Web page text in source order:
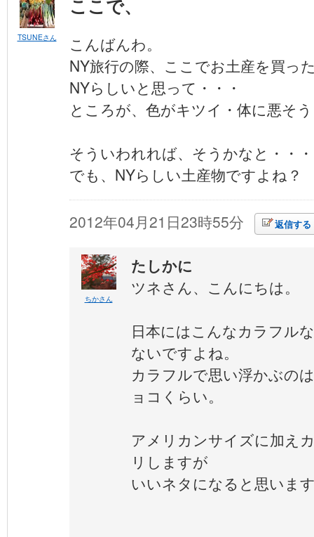
TSUNEさん
ここで、
こんばんわ。
NY旅行の際、ここでお土産を買っ
NYらしいと思って・・・
ところが、色がキツイ・体に悪そ
そういわれれば、そうかなと・・・
でも、NYらしい土産物ですよね？
2012年04月21日23時55分 返信する
ちかさん
たしかに
ツネさん、こんにちは。
日本にはこんなカラフル
ないですよね。
カラフルで思い浮かぶの
ョコくらい。
アメリカンサイズに加え
リしますが
いいネタになると思いま